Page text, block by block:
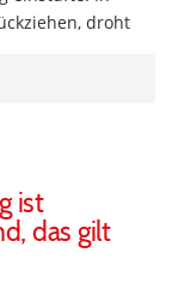
droht
ist
das gilt